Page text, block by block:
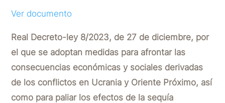
Ver documento
Real Decreto-ley 8/2023, de 27 de diciembre, por
el que se adoptan medidas para afrontar las
consecuencias económicas y sociales derivadas
de los conflictos en Ucrania y Oriente Próximo, así
como para paliar los efectos de la sequía